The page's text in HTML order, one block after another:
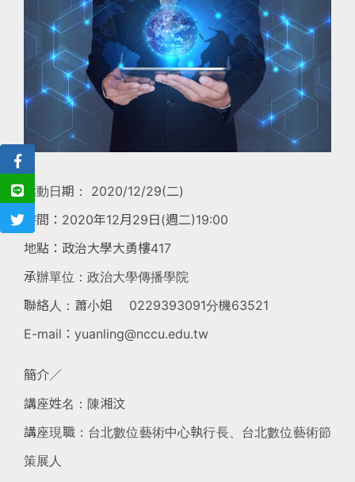
活動日期： 2020/12/29(二)
時間：2020年12月29日(週二)19:00
地點：政治大學大勇樓417
承辦單位：政治大學傳播學院
聯絡人：蕭小姐 0229393091分機63521
E-mail：yuanling@nccu.edu.tw
簡介∕
講座姓名：陳湘汶
講座現職：台北數位藝術中心執行長、台北數位藝術節
策展人